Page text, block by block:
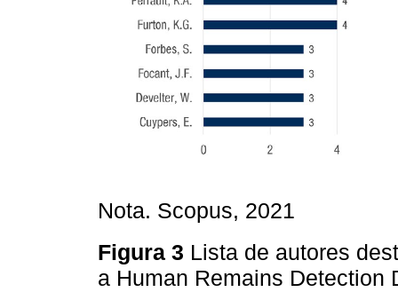
Nota. Scopus, 2021
Figura 3 Lista de autores
a Human Remains Detection